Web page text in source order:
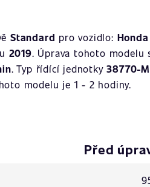
Standard pro vozidlo: Honda
2019. Úprava tohoto modelu
. Typ řídící jednotky38770-
modelu je 1 - 2 hodiny.
Před